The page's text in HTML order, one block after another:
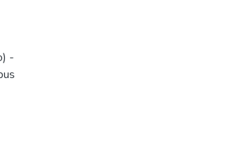
-